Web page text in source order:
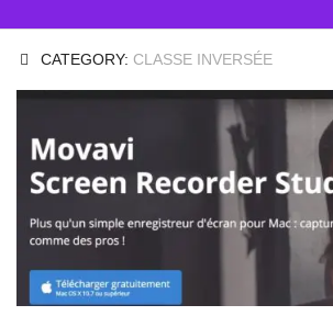
CATEGORY: CLASSE INVERSÉE